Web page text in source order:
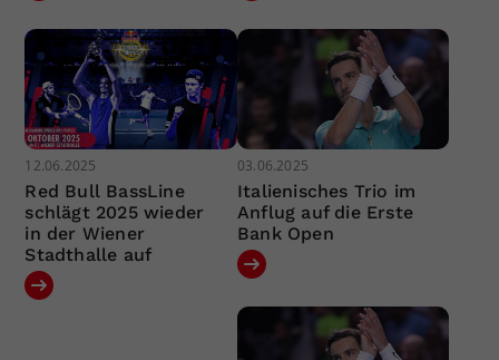
12.06.2025
Red Bull BassLine
schlägt 2025 wieder
in der Wiener
Stadthalle auf
03.06.2025
Italienisches Trio im
Anflug auf die Erste
Bank Open